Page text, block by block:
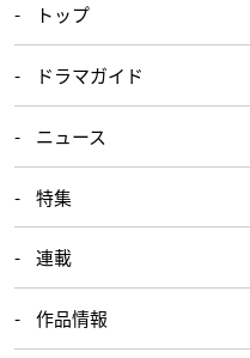
トップ
ドラマガイド
ニュース
特集
連載
作品情報